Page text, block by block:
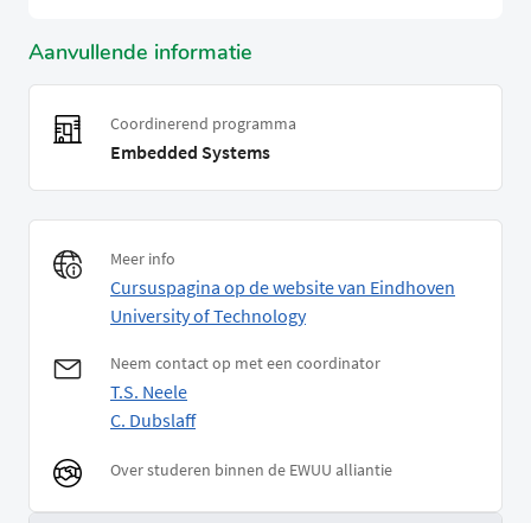
Aanvullende informatie
Coordinerend programma
Embedded Systems
Meer info
Cursuspagina op de website van Eindhoven
University of Technology
Neem contact op met een coordinator
T.S. Neele
C. Dubslaff
Over studeren binnen de EWUU alliantie